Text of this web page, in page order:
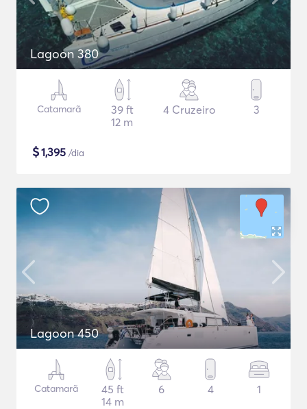
Lagoon 380
Catamarã
39 ft
12 m
4 Cruzeiro 3
$1,395 /dia
Lagoon 450
Catamarã
45 ft
14 m
6 4 1